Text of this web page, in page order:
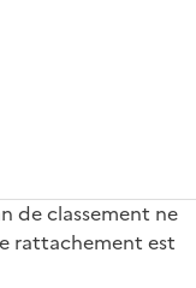
pdf
de classement ne
rattachement est